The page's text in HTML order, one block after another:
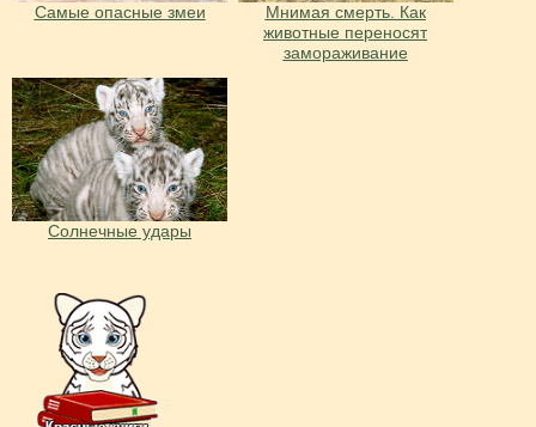
Самые опасные змеи
Мнимая смерть. Как
животные переносят
замораживание
Солнечные удары